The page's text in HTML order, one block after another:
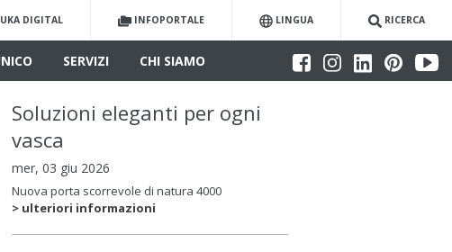
DIGITAL INFOPORTALE LINGUA RICERCA
SERVIZI CHI SIAMO
Soluzioni eleganti per ogni
vasca
mer, 03 giu 2026
Nuova porta scorrevole di natura 4000
> ulteriori informazioni